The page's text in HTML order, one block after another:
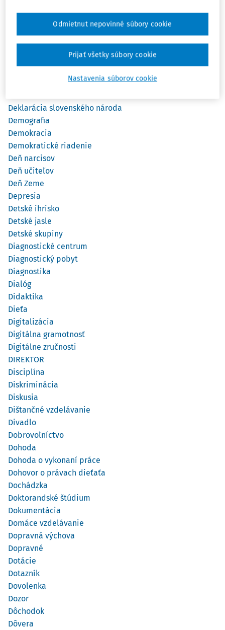
Daňové priznanie
Deklarácia slovenského národa
Demografia
Demokracia
Demokratické riadenie
Deň narcisov
Deň učiteľov
Deň Zeme
Depresia
Detské ihrisko
Detské jasle
Detské skupiny
Diagnostické centrum
Diagnostický pobyt
Diagnostika
Dialóg
Didaktika
Dieťa
Digitalizácia
Digitálna gramotnosť
Digitálne zručnosti
DIREKTOR
Disciplína
Diskriminácia
Diskusia
Dištančné vzdelávanie
Divadlo
Dobrovoľníctvo
Dohoda
Dohoda o vykonaní práce
Dohovor o právach dieťaťa
Dochádzka
Doktorandské štúdium
Dokumentácia
Domáce vzdelávanie
Dopravná výchova
Dopravné
Dotácie
Dotazník
Dovolenka
Dozor
Dôchodok
Dôvera
Nastavenia súborov cookie
Odmietnut nepovinné súbory cookie
Prijať všetky súbory cookie